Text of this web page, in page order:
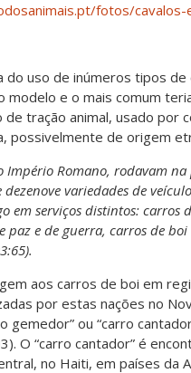
fotos/cavalos-
uso de inúmeros tipos de
modelo e o mais comum
de tração animal, usado por
possivelmente de origem
Império Romano, rodavam na
variedades de
em serviços distintos: carros
paz e de guerra, carros de
aos carros de boi em
por estas nações no
gemedor” ou “carro
O “carro cantador” é
no Haiti, em países da